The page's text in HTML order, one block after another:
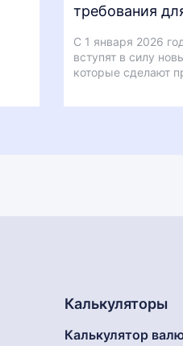
требования
С 1 января 2026
вступят в силу
которые сделают
Калькуляторы
Калькулятор